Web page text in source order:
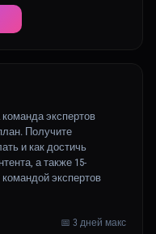
экспертов
Получите
и как достичь
а также 15-
экспертов
📅 3 дней макс